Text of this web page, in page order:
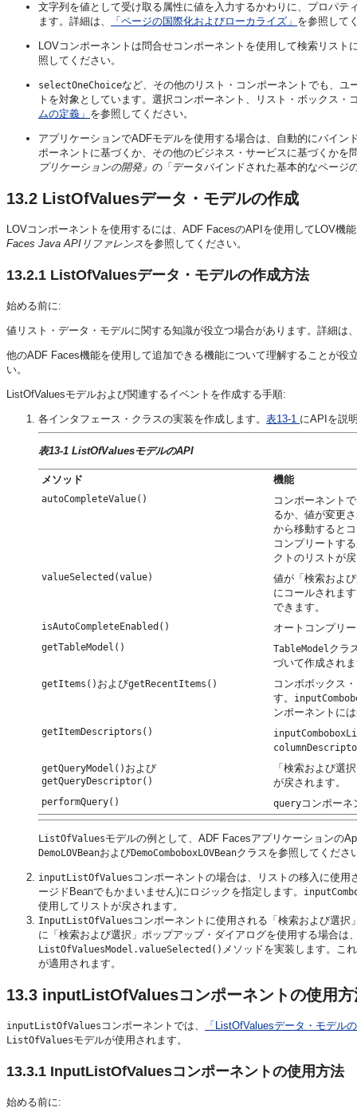
文字列を値として受け取る属性に値を入力するかわりに、プロパ
ます。詳細は、
「ページの国際化およびローカライズ」 を参照して
LOVコンポーネントは問合せコンポーネントを使用して検索リスト
照してください。
selectOneChoiceなど、その他のリスト・コンポーネントでも、
トを対象としています。選択コンポーネント、リスト・ボックス
ムの定義」 を参照してください。
アプリケーションでADFモデルを使用する場合は、自動的にバイ
ポーネントに基づくか、その他のビジネス・サービスに基づくかを
プリケーションの開発』 の「データバインドされた基本的なページ
13.2 ListOfValuesデータ・モデルの作成
LOVコンポーネントを使用するには、ADF FacesのAPIを使用してLOV機
Faces Java APIリファレンスを参照してください。
13.2.1 ListOfValuesデータ・モデルの作成方法
始める前に:
値リスト・データ・モデルに関する知識が役立つ場合があります。詳細は
他のADF Faces機能を使用して追加できる機能について理解することが役
い。
ListOfValuesモデルおよび関連するイベントを作成する手順:
各インタフェース・クラスの実装を作成します。 表13-1 にAPIを説
表13-1 ListOfValuesモデルのAPI
メソッド 機能
autoCompleteValue() コンポーネントで
るか、値が変更
から移動すると
コンプリートす
クトのリストが
valueSelected(value)
値が「検索およ
にコールされま
できます。
isAutoCompleteEnabled() オートコンプリ
getTableModel() TableModel クラ
づいて作成され
getItems() およびgetRecentItems()
コンボボックス
す。
ンポーネントに
getItemDescriptors()
getQueryModel() および
getQueryDescriptor()
「検索および選
が戻されます。
performQuery() queryコンポー
ListOfValuesモデルの例として、ADF Facesアプリケーションの
DemoLOVBeanおよびDemoComboboxLOVBeanクラスを参照してくださ
inputListOfValues コンポーネントの場合は、リストの移入に使
ージドBeanでもかまいません)にロジックを指定します。
使用してリストが戻されます。
InputListOfValues コンポーネントに使用される「検索および選
に「検索および選択」ポップアップ・ダイアログを使用する場合は
ListOfValuesModel.valueSelected() メソッドを実装します。こ
が適用されます。
13.3 inputListOfValuesコンポーネントの使用方
inputListOfValues コンポーネントでは、 「ListOfValuesデータ・モデル
ListOfValuesモデルが使用されます。
13.3.1 InputListOfValuesコンポーネントの使用方法
始める前に: